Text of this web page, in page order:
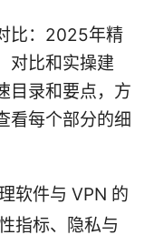
比：2025年精
对比和实操建
目录和要点，方
看每个部分的细
软件与 VPN 的
指标、隐私与